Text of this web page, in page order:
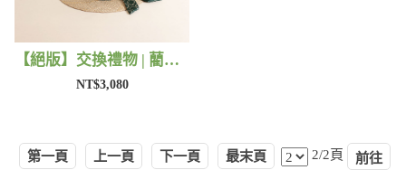
【絕版】交換禮物 | 藺子X好煩小姐
NT$3,080
第一頁 上一頁 下一頁 最末頁 2/2頁